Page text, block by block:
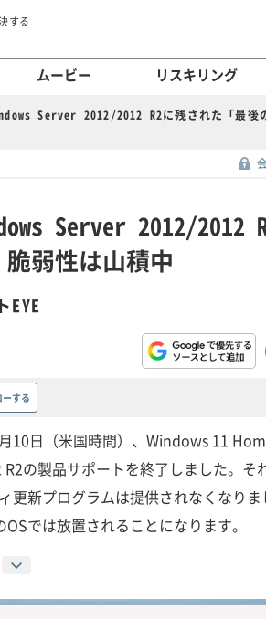
する
ムービー リスキリング
Server 2012/2012 R2に残された「最後
Server 2012/2012
脆弱性は山積中
ーする
10日（米国時間）、Windows 11
の製品サポートを終了しました。そ
更新プログラムは提供されなくなり
では放置されることになります。